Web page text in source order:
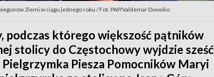
Ziemi w ciągu jednego roku / Fot. PAP/Valdemar Doveiko
podczas którego większość pątników
stolicy do Częstochowy wyjdzie sześć
Piesza Pomocników Maryi